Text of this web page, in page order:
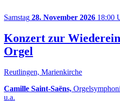
Samstag 28. November 2026 18:00
Konzert zur
Orgel
Reutlingen, Marienkirche
Camille Saint-Saëns,
u.a.